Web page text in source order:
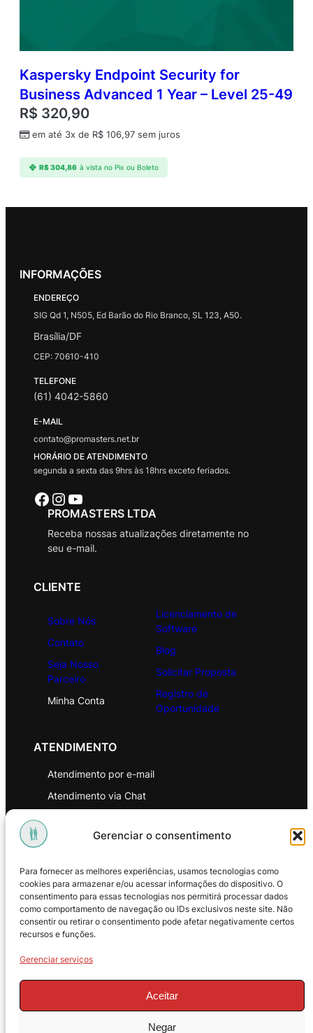
Gerenciar o consentimento
Para fornecer as melhores experiências, usamos tecnologias como
cookies para armazenar e/ou acessar informações do dispositivo. O
consentimento para essas tecnologias nos permitirá processar dados
como comportamento de navegação ou IDs exclusivos neste site. Não
consentir ou retirar o consentimento pode afetar negativamente certos
recursos e funções.
Gerenciar serviços
Aceitar
Negar
Kaspersky Endpoint Security for
Business Advanced 1 Year – Level 25-49
R$ 320,90
em até 3x de R$ 106,97 sem juros
R$304,86 à vista no Pix ou Boleto
INFORMAÇÕES
ENDEREÇO
SIG Qd 1, N505, Ed Barão do Rio Branco, SL 123, A50.
Brasília/DF
CEP: 70610-410
TELEFONE
(61) 4042-5860
E-MAIL
contato@promasters.net.br
HORÁRIO DE ATENDIMENTO
segunda a sexta das 9hrs às 18hrs exceto feriados.
Facebook Instagram Youtube
PROMASTERS LTDA
Receba nossas atualizações diretamente no
seu e-mail.
CLIENTE
Sobre Nós
Contato
Seja Nosso
Parceiro
Minha Conta
Licenciamento de
Software
Blog
Solicitar Proposta
Registro de
Oportunidade
ATENDIMENTO
Atendimento por e-mail
Atendimento via Chat
Política de Privacidade
Política de Troca e Devoluções
Política de Reembolso